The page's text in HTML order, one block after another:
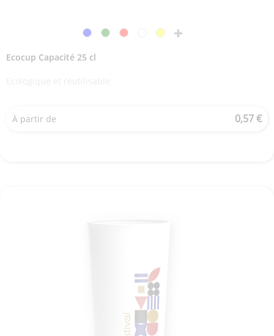
Ecocup Capacité 25 cl
À partir de 0,57 €